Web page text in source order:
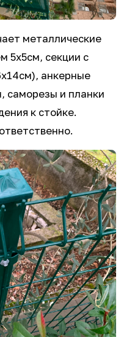
металлические
5х5см, секции с
анкерные
саморезы и планки
к стойке.